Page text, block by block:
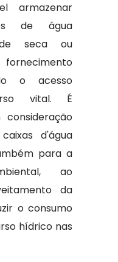
armazenar
de água
seca ou
o acesso
vital. É
d'água
para a
ao
da
o consumo
hídrico nas